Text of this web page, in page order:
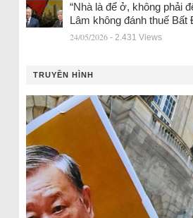
“Nhà là để ở, không phải
Lâm không đánh thuế Bất
24/05/2026 - 2.431 Views
TRUYỀN HÌNH